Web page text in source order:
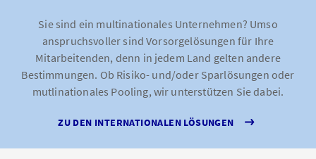
Sie sind ein multinationales Unternehmen? Umso
anspruchsvoller sind Vorsorgelösungen für Ihre
Mitarbeitenden, denn in jedem Land gelten andere
Bestimmungen. Ob Risiko- und/oder Sparlösungen oder
mutlinationales Pooling, wir unterstützen Sie dabei.
ZU DEN INTERNATIONALEN LÖSUNGEN